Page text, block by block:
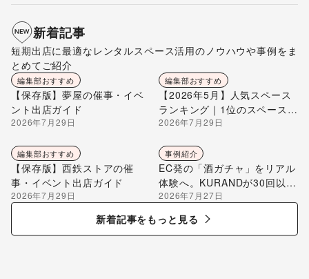
新着記事
短期出店に最適なレンタルスペース活用のノウハウや事例をま
とめてご紹介
編集部おすすめ
【保存版】夢屋の催事・イベ
ント出店ガイド
2026年7月29日
編集部おすすめ
【2026年5月】人気スペース
ランキング｜1位のスペースを
編集部が解説
2026年7月29日
編集部おすすめ
【保存版】西鉄ストアの催
事・イベント出店ガイド
2026年7月29日
事例紹介
EC発の「酒ガチャ」をリアル
体験へ。KURANDが30回以上
のポップアップ出店で届け
る“新しいお酒との出会い”
2026年7月27日
新着記事をもっと見る